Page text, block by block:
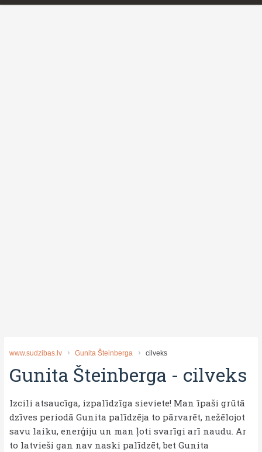
www.sudzibas.lv Gunita Šteinberga cilveks
Gunita Šteinberga - cilveks
Izcili atsaucīga, izpalīdzīga sieviete! Man īpaši grūtā
dzīves periodā Gunita palīdzēja to pārvarēt, nežēlojot
savu laiku, enerģiju un man ļoti svarīgi arī naudu. Ar
to latvieši gan nav naski palīdzēt, bet Gunita